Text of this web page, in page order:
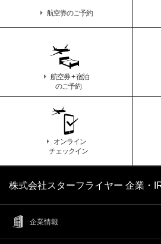
航空券のご予約
航空券 + 宿泊
のご予約
オンライン
チェックイン
株式会社スターフライヤー 企業・
企業情報